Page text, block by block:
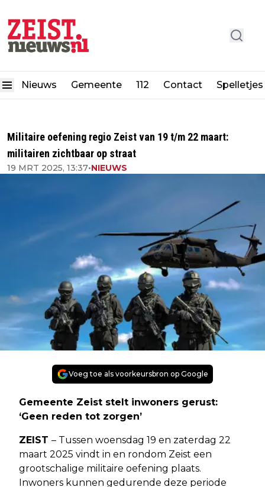
Nieuws Gemeente 112 Contact Spelletjes
Militaire oefening regio Zeist van 19 t/m 22 maart:
militairen zichtbaar op straat
19 MRT 2025, 13:37•NIEUWS
Voeg toe als voorkeursbron op Google
Gemeente Zeist stelt inwoners gerust:
‘Geen reden tot zorgen’
ZEIST – Tussen woensdag 19 en zaterdag 22
maart 2025 vindt in en rondom Zeist een
grootschalige militaire oefening plaats.
Inwoners kunnen gedurende deze periode